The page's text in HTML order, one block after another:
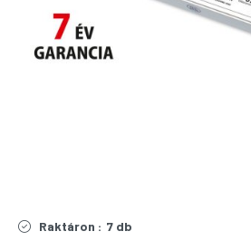
Raktáron : 7 db